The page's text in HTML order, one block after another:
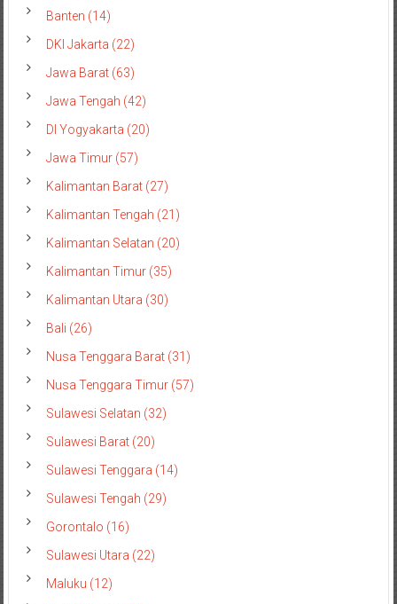
Banten (14)
DKI Jakarta (22)
Jawa Barat (63)
Jawa Tengah (42)
DI Yogyakarta (20)
Jawa Timur (57)
Kalimantan Barat (27)
Kalimantan Tengah (21)
Kalimantan Selatan (20)
Kalimantan Timur (35)
Kalimantan Utara (30)
Bali (26)
Nusa Tenggara Barat (31)
Nusa Tenggara Timur (57)
Sulawesi Selatan (32)
Sulawesi Barat (20)
Sulawesi Tenggara (14)
Sulawesi Tengah (29)
Gorontalo (16)
Sulawesi Utara (22)
Maluku (12)